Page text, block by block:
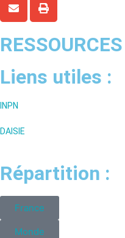
RESSOURCES
Liens utiles :
INPN
DAISIE
Répartition :
France
Monde